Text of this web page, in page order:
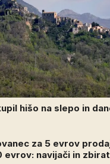
hišo na slepo in
za 5 evrov
evrov: navijači in